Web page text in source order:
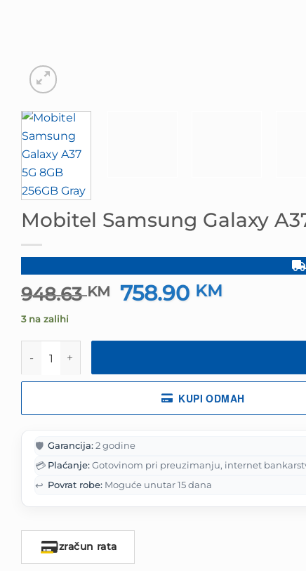
Mobitel Samsung Galaxy
948.63KM
Izvorna
cijena
je:
758.90 KM
758.90
3 na zalihi
KUPI ODMAH
🛡️ Garancija:2 godine
💳 Plaćanje:Gotovinom pri preuzimanju, internet
↩️ Povrat robe: Moguće unutar 15 dana
Izračun rata